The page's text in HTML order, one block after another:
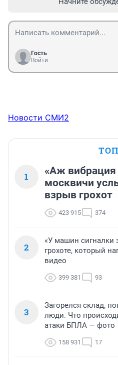
Гость
Войти
Новости СМИ2
1
«Аж
москвичи
взрыв грохот
423 915 374
2
«У машин сигналки
грохоте, который
видео
399 381 93
3
Загорелся склад,
люди. Что
атаки БПЛА — фото
158 931 17